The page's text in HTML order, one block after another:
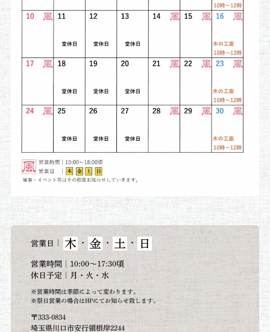
営業日 木 ・ 金 ・ 土 ・ 日
営業時間｜10:00～17:30頃
休日予定｜月・火・水
※営業時間は季節によって変わります。
※祭日営業の場合はHPにてお知らせ致します。
〒333-0834
埼玉県川口市安行領根岸2244